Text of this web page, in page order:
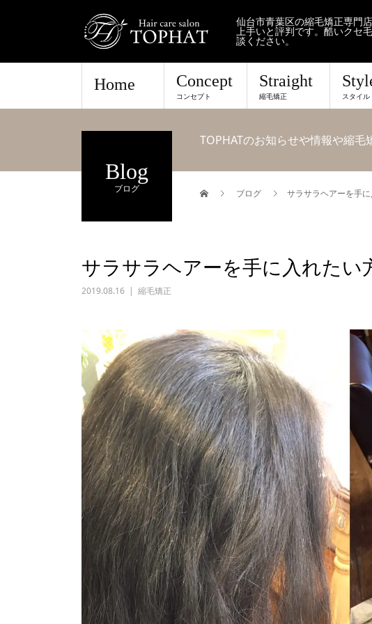
仙台市青葉区の縮毛矯正専門
上手いと評判です。酷いクセ
談ください。
Home Concept
コンセプト
Straight
縮毛矯正 スタイル
Blog
ブログ
TOPHATのお知らせや情報や縮毛
ブログ サラサラヘアーを手
サラサラヘアーを手に入れたい
2019.08.16 縮毛矯正